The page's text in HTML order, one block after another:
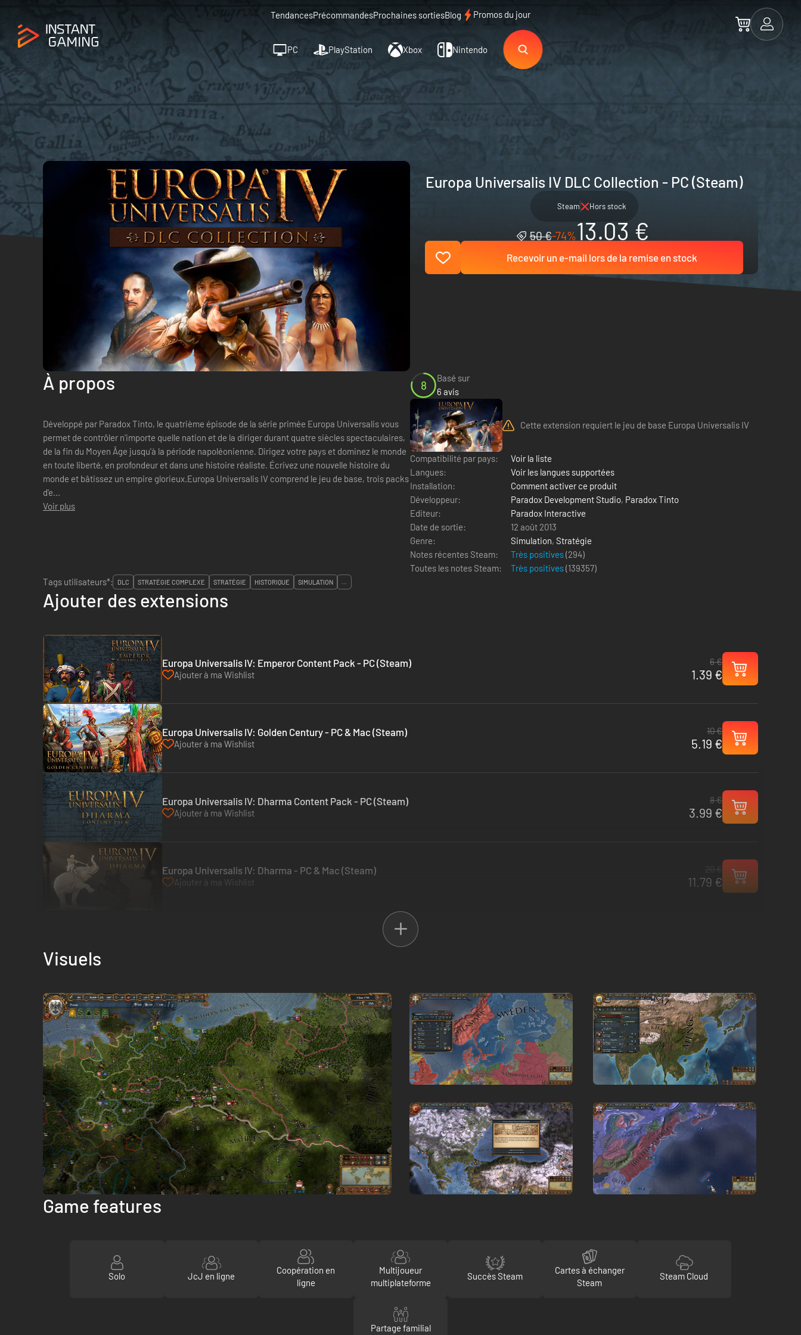
TendancesPrécommandesProchaines sortiesBlog Promos du jour
PC PlayStation Xbox Nintendo
Europa Universalis IV DLC Collection - PC (Steam)
Steam Hors stock
50 €-74%13.03 €
Recevoir un e-mail lors de la remise en stock
À propos
Développé par Paradox Tinto, le quatrième épisode de la série primée Europa Universalis vous
permet de contrôler n'importe quelle nation et de la diriger durant quatre siècles spectaculaires,
de la fin du Moyen Âge jusqu'à la période napoléonienne. Dirigez votre pays et dominez le monde
en toute liberté, en profondeur et dans une histoire réaliste. Écrivez une nouvelle histoire du
monde et bâtissez un empire glorieux.Europa Universalis IV comprend le jeu de base, trois packs
d'e...
Voir plus
8
Basé sur
6 avis
Cette extension requiert le jeu de base Europa Universalis IV
Compatibilité par pays:
Voir la liste
Langues:
Voir les langues supportées
Installation:
Comment activer ce produit
Développeur:
Paradox Development Studio, Paradox Tinto
Editeur:
Paradox Interactive
Date de sortie:
12 août 2013
Genre:
Simulation, Stratégie
Notes récentes Steam:
Très positives(294)
Toutes les notes Steam:
Très positives(139357)
Tags utilisateurs*:
DLC STRATÉGIE COMPLEXE STRATÉGIE HISTORIQUE SIMULATION ...
Ajouter des extensions
Europa Universalis IV: Emperor Content Pack - PC (Steam)
Ajouter à ma Wishlist
6 €
1.39 €
Europa Universalis IV: Golden Century - PC & Mac (Steam)
Ajouter à ma Wishlist
10 €
5.19 €
Europa Universalis IV: Dharma Content Pack - PC (Steam)
Ajouter à ma Wishlist
8 €
3.99 €
Europa Universalis IV: Dharma - PC & Mac (Steam)
Ajouter à ma Wishlist 11.79 €
Visuels
Game features
Solo JcJ en ligne
Coopération en
ligne
Multijoueur
multiplateforme
Succès Steam
Cartes à échanger
Steam
Steam Cloud
Partage familial